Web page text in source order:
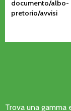
documento/albo-
pretorio/avvisi
Trova una gamma